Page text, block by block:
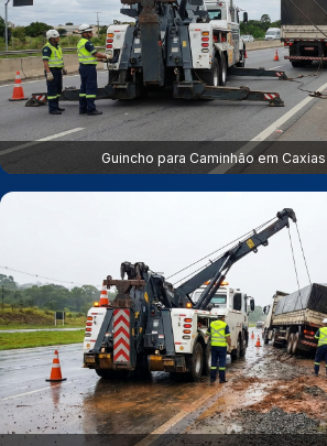
Guincho para Caminhão em Caxias